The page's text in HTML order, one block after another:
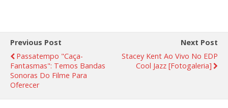
Previous Post
Passatempo "Caça-
Fantasmas": Temos Bandas
Sonoras Do Filme Para
Oferecer
Next Post
Stacey Kent Ao Vivo No EDP
Cool Jazz [fotogaleria]